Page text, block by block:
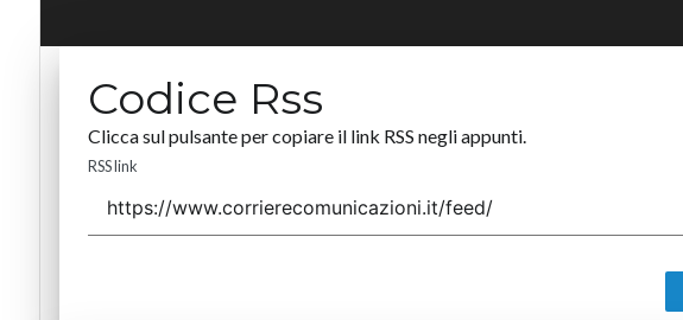
Codice Rss
Clicca sul pulsante per copiare il link RSS negli appunti.
RSS link